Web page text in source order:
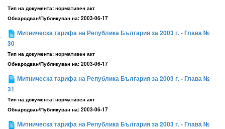
Тип на документа: нормативен акт
Обнародван/Публикуван на: 2003-06-17
Митническа тарифа на Република България за 2003 г. - Глава №
30
Тип на документа: нормативен акт
Обнародван/Публикуван на: 2003-06-17
Митническа тарифа на Република България за 2003 г. - Глава №
31
Тип на документа: нормативен акт
Обнародван/Публикуван на: 2003-06-17
Митническа тарифа на Република България за 2003 г. - Глава №